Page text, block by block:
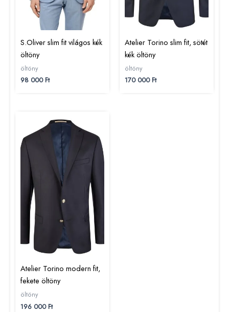
S.Oliver slim fit világos kék
öltöny
öltöny
98 000Ft
Atelier Torino slim fit, sötét
kék öltöny
öltöny
170 000Ft
Atelier Torino modern fit,
fekete öltöny
öltöny
196 000Ft